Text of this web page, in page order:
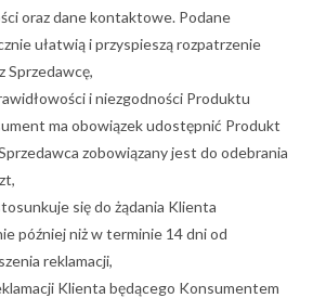
oraz dane kontaktowe. Podane
ułatwią i przyspieszą rozpatrzenie
Sprzedawcę,
i niezgodności Produktu
ma obowiązek udostępnić Produkt
zobowiązany jest do odebrania
się do żądania Klienta
później niż w terminie 14 dni od
reklamacji,
Klienta będącego Konsumentem